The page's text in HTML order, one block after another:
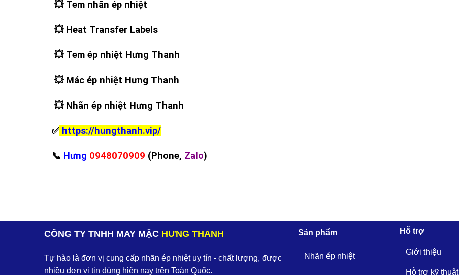
💥Tem nhãn ép nhiệt
💥Heat Transfer Labels
💥Tem ép nhiệt Hưng Thanh
💥Mác ép nhiệt Hưng Thanh
💥Nhãn ép nhiệt Hưng Thanh
✅ https://hungthanh.vip/
📞 Hưng 0948070909 (Phone, Zalo)
CÔNG TY TNHH MAY MẶC HƯNG THANH
Tự hào là đơn vị cung cấp nhãn ép nhiệt uy tín - chất lượng, được
nhiều đơn vị tin dùng hiện nay trên Toàn Quốc.
Sản phẩm
Nhãn ép nhiệt
Hỗ trợ
Giới thiệu
Hỗ trợ kỹ thuật